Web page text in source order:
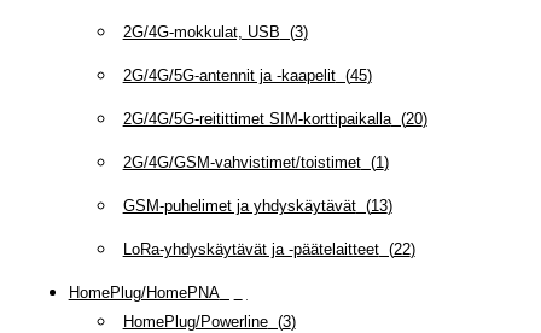
2G/4G-mokkulat, USB (3)
2G/4G/5G-antennit ja -kaapelit(45)
2G/4G/5G-reitittimet SIM-korttipaikalla(20)
2G/4G/GSM-vahvistimet/toistimet(1)
GSM-puhelimet ja yhdyskäytävät(13)
LoRa-yhdyskäytävät ja -päätelaitteet(22)
HomePlug/HomePNA(
HomePlug/Powerline(3)